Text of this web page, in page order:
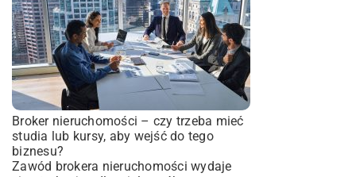
Broker nieruchomości – czy trzeba mieć
studia lub kursy, aby wejść do tego
biznesu?
Zawód brokera nieruchomości wydaje